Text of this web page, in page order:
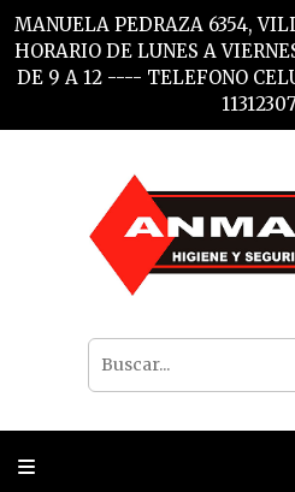
MANUELA PEDRAZA 6354,
HORARIO DE LUNES A
DE 9 A 12 ---- TELEFONO